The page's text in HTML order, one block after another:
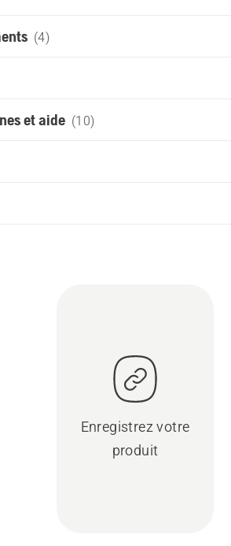
(4)
et aide (10)
Enregistrez votre
produit